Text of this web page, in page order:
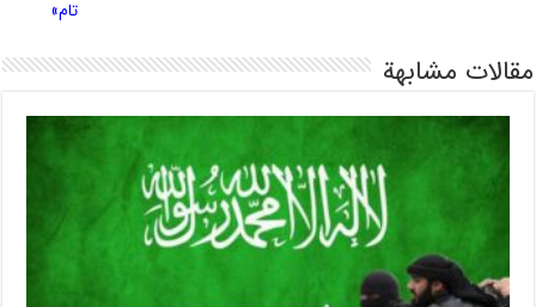
تام»
مقالات مشابهة